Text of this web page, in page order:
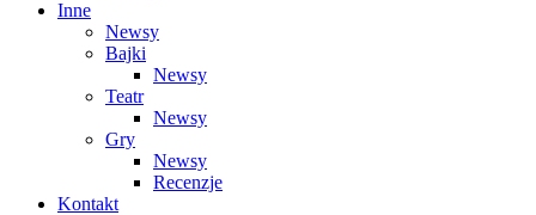
Inne
Newsy
Bajki
Newsy
Teatr
Newsy
Gry
Newsy
Recenzje
Kontakt